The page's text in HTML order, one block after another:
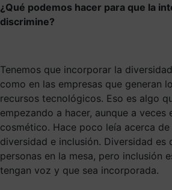
¿Qué podemos hacer para que la
discrimine?
Tenemos que incorporar la
como en las empresas que generan
recursos tecnológicos. Eso es algo
empezando a hacer, aunque a veces
cosmético. Hace poco leía acerca
diversidad e inclusión. Diversidad es
personas en la mesa, pero inclusión
tengan voz y que sea incorporada.